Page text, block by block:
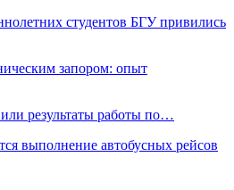
студентов БГУ привились
запором: опыт
результаты работы по…
выполнение автобусных рейсов